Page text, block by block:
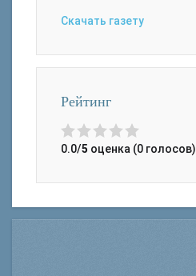
Скачать газету
Рейтинг
0.0/5 оценка (0 голосов)